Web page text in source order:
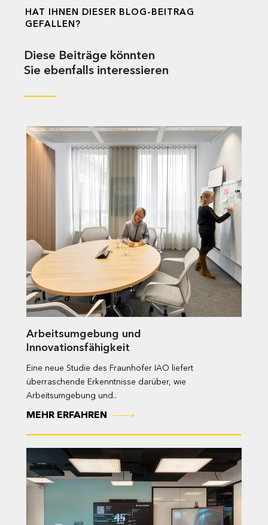
HAT IHNEN DIESER BLOG-BEITRAG
GEFALLEN?
Diese Beiträge könnten
Sie ebenfalls interessieren
Arbeitsumgebung und
Innovationsfähigkeit
Eine neue Studie des Fraunhofer IAO liefert
überraschende Erkenntnisse darüber, wie
Arbeitsumgebung und..
MEHR ERFAHREN